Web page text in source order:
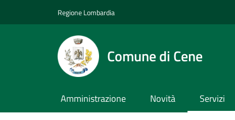
Regione Lombardia
Comune di Cene
Amministrazione Novità Servizi